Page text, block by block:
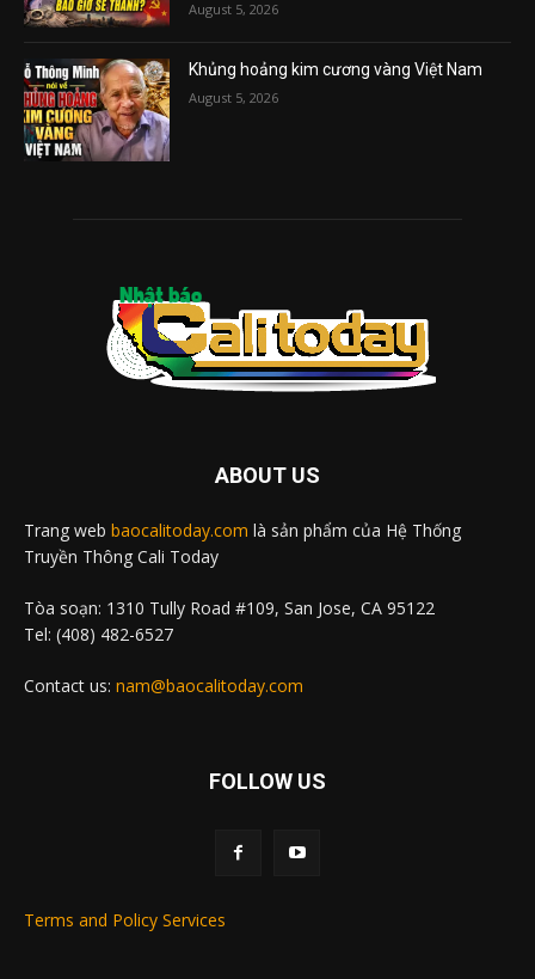
August 5, 2026
Khủng hoảng kim cương vàng Việt Nam
August 5, 2026
ABOUT US
Trang web baocalitoday.com là sản phẩm của Hệ Thống
Truyền Thông Cali Today
Tòa soạn: 1310 Tully Road #109, San Jose, CA 95122
Tel: (408) 482-6527
Contact us: nam@baocalitoday.com
FOLLOW US
Terms and Policy Services